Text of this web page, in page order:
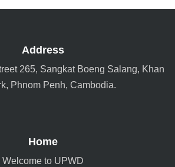
Address
265, Sangkat Boeng Salang, Khan
Phnom Penh, Cambodia.
Home
Welcome to UPWD